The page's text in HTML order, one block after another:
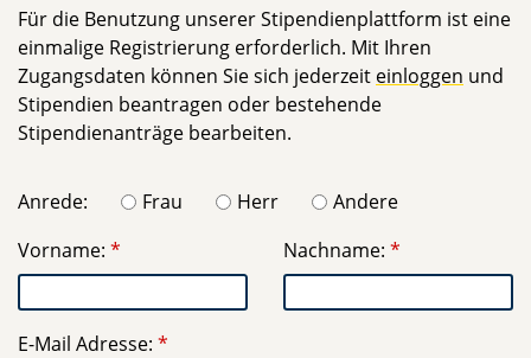
Für die Benutzung unserer Stipendienplattform ist eine
einmalige Registrierung erforderlich. Mit Ihren
Zugangsdaten können Sie sich jederzeit einloggen und
Stipendien beantragen oder bestehende
Stipendienanträge bearbeiten.
Anrede: Frau Herr
Andere
Vorname:
Nachname:
E-Mail Adresse: